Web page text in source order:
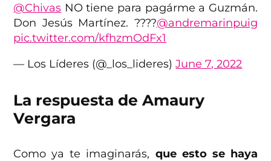
@Chivas NO tiene para pagárme a Guzmán.
Don Jesús Martínez. ????@andremarinpuig
pic.twitter.com/kfhzmOdFx1
— Los Líderes (@_los_lideres)June 7, 2022
La respuesta de Amaury
Vergara
Como ya te imaginarás, que esto se haya